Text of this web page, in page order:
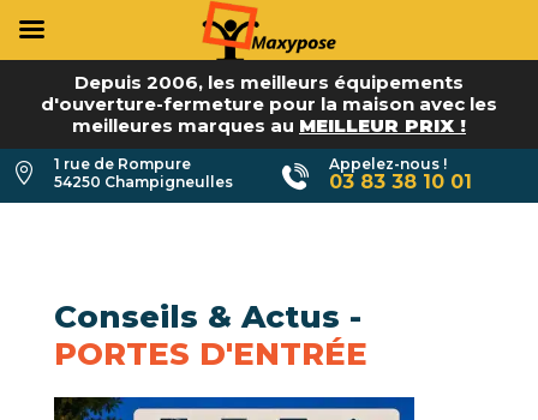
Depuis 2006, les meilleurs équipements
d'ouverture-fermeture pour la maison avec les
meilleures marques au MEILLEUR PRIX !

1 rue de Rompure
54250 Champigneulles
Appelez-nous !
03 83 38 10 01
Conseils & Actus -
PORTES D'ENTRÉE